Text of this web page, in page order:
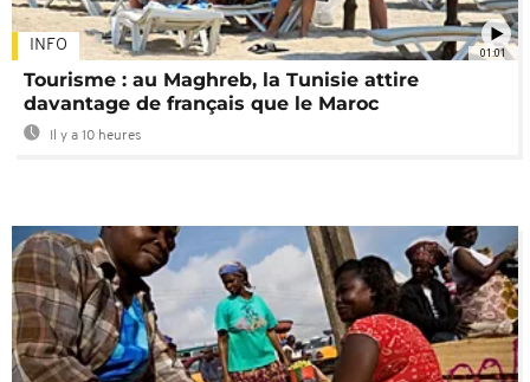
01:01
INFO
Tourisme : au Maghreb, la Tunisie attire
davantage de français que le Maroc
Il y a 10 heures